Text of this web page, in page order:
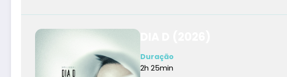
Duração
2h 25min